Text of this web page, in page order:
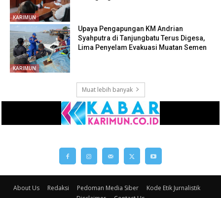
About Us Redaksi Pedoman Media Siber
Kode Etik Jurnalistik